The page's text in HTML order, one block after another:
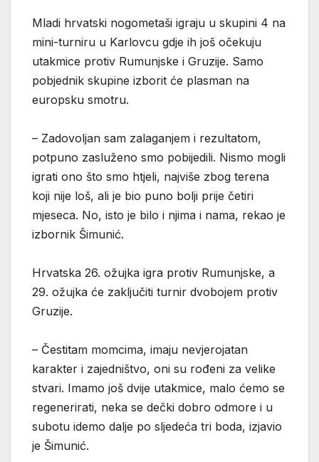
Mladi hrvatski nogometaši igraju u skupini 4 na
mini-turniru u Karlovcu gdje ih još očekuju
utakmice protiv Rumunjske i Gruzije. Samo
pobjednik skupine izborit će plasman na
europsku smotru.
– Zadovoljan sam zalaganjem i rezultatom,
potpuno zasluženo smo pobijedili. Nismo mogli
igrati ono što smo htjeli, najviše zbog terena
koji nije loš, ali je bio puno bolji prije četiri
mjeseca. No, isto je bilo i njima i nama, rekao je
izbornik Šimunić.
Hrvatska 26. ožujka igra protiv Rumunjske, a
29. ožujka će zaključiti turnir dvobojem protiv
Gruzije.
– Čestitam momcima, imaju nevjerojatan
karakter i zajedništvo, oni su rođeni za velike
stvari. Imamo još dvije utakmice, malo ćemo se
regenerirati, neka se dečki dobro odmore i u
subotu idemo dalje po sljedeća tri boda, izjavio
je Šimunić.